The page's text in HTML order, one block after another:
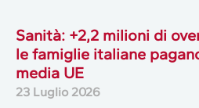
Sanità: +2,2 milioni di
le famiglie italiane
media UE
23 Luglio 2026